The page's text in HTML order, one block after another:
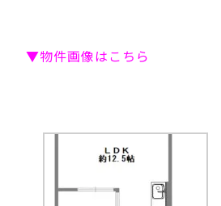
▼物件画像はこちら